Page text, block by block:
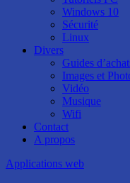
Windows 10
Sécurité
Linux
Divers
Guides
Images et
Vidéo
Musique
Wifi
Contact
A propos
Applications web